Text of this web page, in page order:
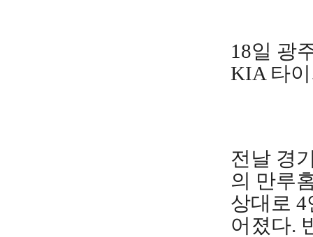
18일 광
KIA 타
전날 경
의 만루
상대로
어졌다.